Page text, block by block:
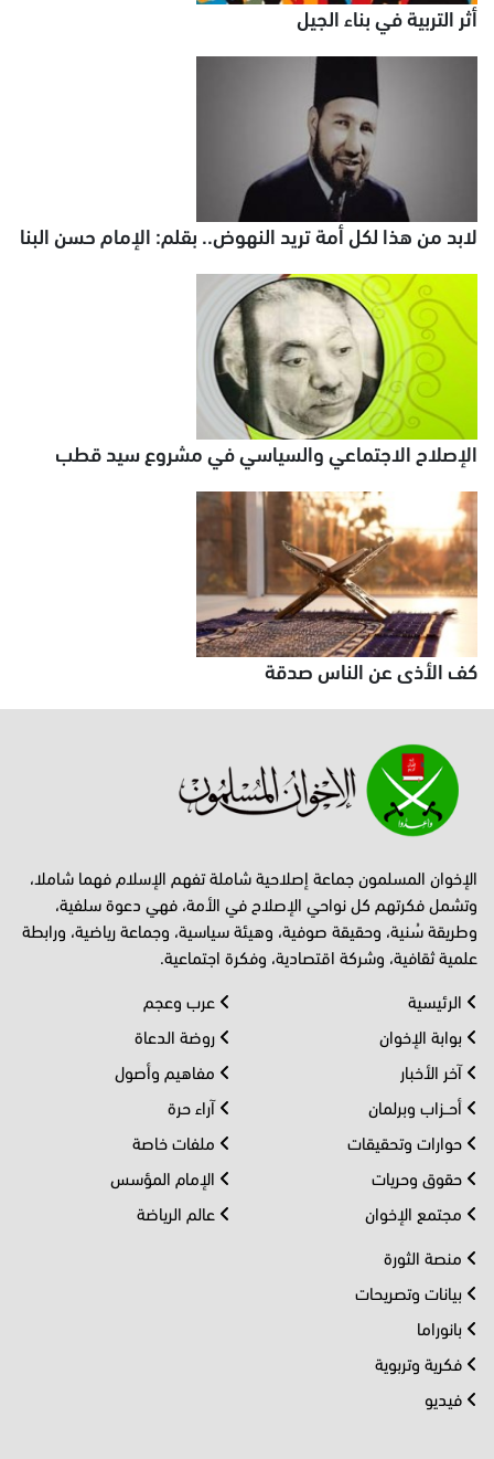
أثر التربية في بناء الجيل
لابد من هذا لكل أمة تريد النهوض.. بقلم: الإمام حسن البنا
الإصلاح الاجتماعي والسياسي في مشروع سيد قطب
كف الأذى عن الناس صدقة
الإخوان المسلمون جماعة إصلاحية شاملة تفهم الإسلام فهما شاملا،
وتشمل فكرتهم كل نواحي الإصلاح في الأمة، فهي دعوة سلفية،
وطريقة سُنية، وحقيقة صوفية، وهيئة سياسية، وجماعة رياضية، ورابطة
علمية ثقافية، وشركة اقتصادية، وفكرة اجتماعية.
الرئيسية
بوابة الإخوان
آخر الأخبار
أحــزاب وبرلمان
حوارات وتحقيقات
حقوق وحريات
مجتمع الإخوان
عرب وعجم
روضة الدعاة
مفاهيم وأصول
آراء حرة
ملفات خاصة
الإمام المؤسس
عالم الرياضة
منصة الثورة
بيانات وتصريحات
بانوراما
فكرية وتربوية
فيديو